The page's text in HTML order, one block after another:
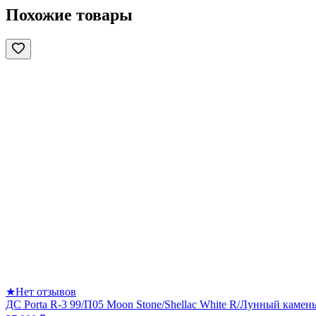
Похожие товары
★Нет отзывов
ДС Porta R-3 99/П05 Moon Stone/Shellac White R/Лунный